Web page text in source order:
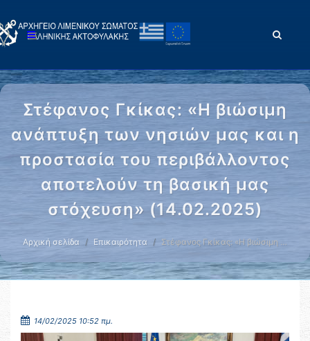
Στέφανος Γκίκας: «Η βιώσιμη
ανάπτυξη των νησιών μας και η
προστασία του περιβάλλοντος
αποτελούν τη βασική μας
στόχευση» (14.02.2025)
Αρχική σελίδα Επικαιρότητα Στέφανος Γκίκας: «Η βιώσιμη …
14/02/2025 10:52 πμ.